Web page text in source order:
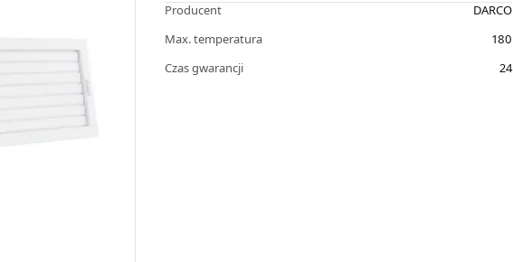
Producent
DARCO
Max. temperatura
180
Czas gwarancji
24